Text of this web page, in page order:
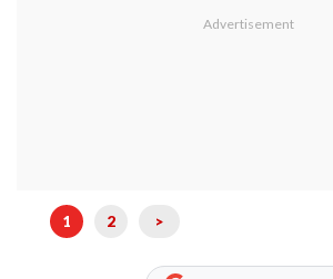
1 2 >